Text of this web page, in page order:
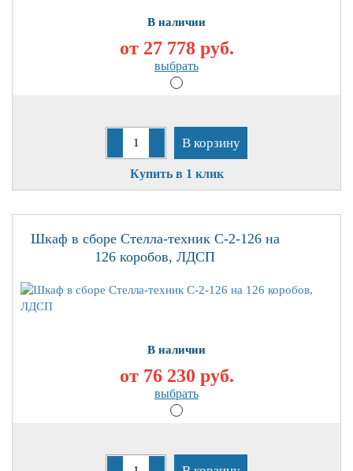
В наличии
от 27 778руб.
выбрать
В корзину
Купить в 1 клик
Шкаф в сборе Стелла-техник С-2-126 на
126 коробов, ЛДСП
В наличии
от 76 230 руб.
выбрать